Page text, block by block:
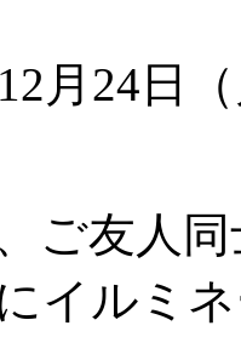
月24日
ご友人
イルミ